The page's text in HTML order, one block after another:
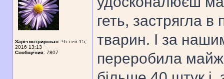
Зарегистрирован: Чт сен 15,
2016 13:13
Сообщения: 7807
геть, застрягла
тварин. І за
переробила